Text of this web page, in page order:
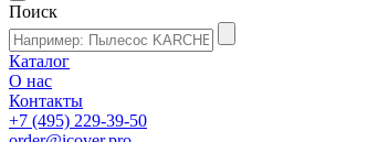
Поиск
Каталог
О нас
Контакты
+7 (495) 229-39-50